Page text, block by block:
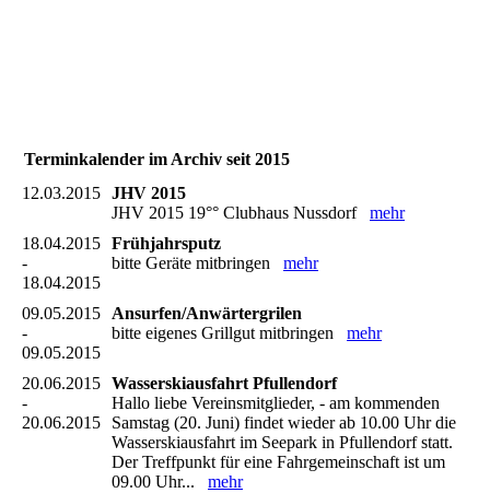
Terminkalender im Archiv seit 2015
12.03.2015 JHV 2015
JHV 2015 19°° Clubhaus Nussdorf mehr
18.04.2015
-
18.04.2015
Frühjahrsputz
bitte Geräte mitbringen mehr
09.05.2015
-
09.05.2015
Ansurfen/Anwärtergrilen
bitte eigenes Grillgut mitbringen mehr
20.06.2015
-
20.06.2015
Wasserskiausfahrt Pfullendorf
Hallo liebe Vereinsmitglieder, - am kommenden
Samstag (20. Juni) findet wieder ab 10.00 Uhr die
Wasserskiausfahrt im Seepark in Pfullendorf statt.
Der Treffpunkt für eine Fahrgemeinschaft ist um
09.00 Uhr... mehr